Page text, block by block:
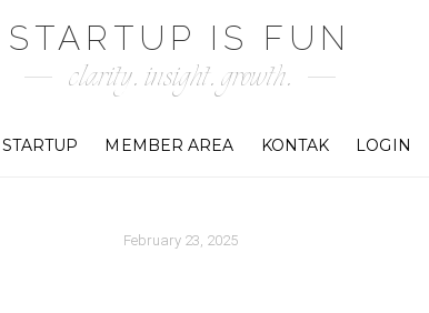
STARTUP IS FUN
clarity. insight. growth.
STARTUP MEMBER AREA KONTAK LOGIN
February 23, 2025